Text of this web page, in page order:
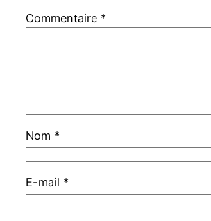
Commentaire *
Nom *
E-mail *